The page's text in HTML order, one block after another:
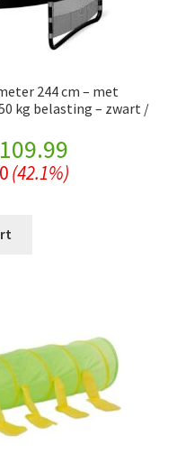
244 cm – met
kg belasting – zwart /
Current
price
(42.1%)